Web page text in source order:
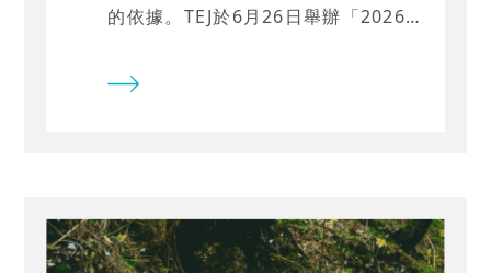
的依據。TEJ於6月26日舉辦「2026
續新準則與投融資實作重點」，邀集
鍵方向。